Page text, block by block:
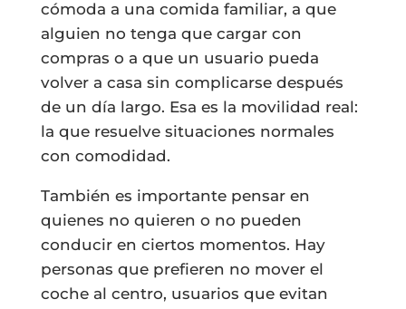
cómoda a una comida familiar, a que
alguien no tenga que cargar con
compras o a que un usuario pueda
volver a casa sin complicarse después
de un día largo. Esa es la movilidad real:
la que resuelve situaciones normales
con comodidad.
También es importante pensar en
quienes no quieren o no pueden
conducir en ciertos momentos. Hay
personas que prefieren no mover el
coche al centro, usuarios que evitan